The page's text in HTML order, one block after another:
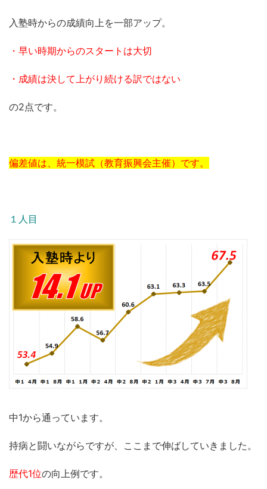
入塾時からの成績向上を一部アップ。
・早い時期からのスタートは大切
・成績は決して上がり続ける訳ではない
の2点です。
偏差値は、統一模試（教育振興会主催）です。
１人目
中1から通っています。
持病と闘いながらですが、ここまで伸ばしていきました。
歴代1位の向上例です。